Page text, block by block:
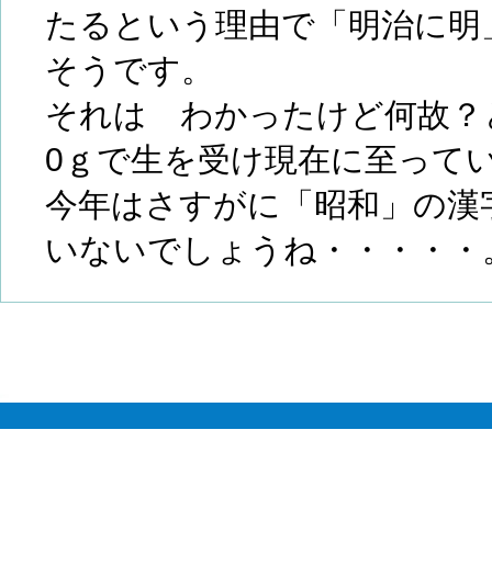
たるという理由で「明治に
そうです。
それは わかったけど何故
0ｇで生を受け現在に至って
今年はさすがに「昭和」の
いないでしょうね・・・・・